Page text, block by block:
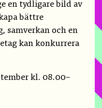
en tydligare bild av
bättre
samverkan och en
kan konkurrera
kl. 08.00–